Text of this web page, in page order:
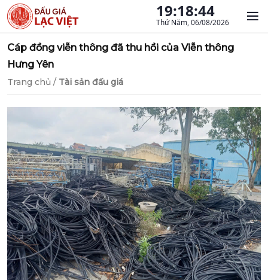
19:18:44
Thứ Năm, 06/08/2026
Cáp đồng viễn thông đã thu hồi của Viễn thông
Hưng Yên
Trang chủ / Tài sản đấu giá
Previous Next